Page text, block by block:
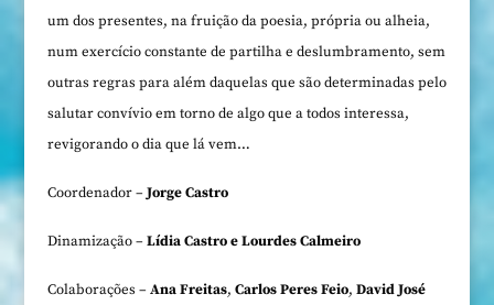
um dos presentes, na fruição da poesia, própria ou alheia,
num exercício constante de partilha e deslumbramento, sem
outras regras para além daquelas que são determinadas pelo
salutar convívio em torno de algo que a todos interessa,
revigorando o dia que lá vem…
Coordenador –Jorge Castro
Dinamização –Lídia Castro e Lourdes Calmeiro
Colaborações –Ana Freitas, Carlos Peres Feio, David José